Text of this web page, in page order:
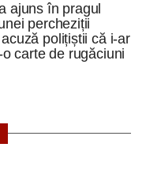
ajuns în pragul
percheziții
polițiștii că i-ar
carte de rugăciuni